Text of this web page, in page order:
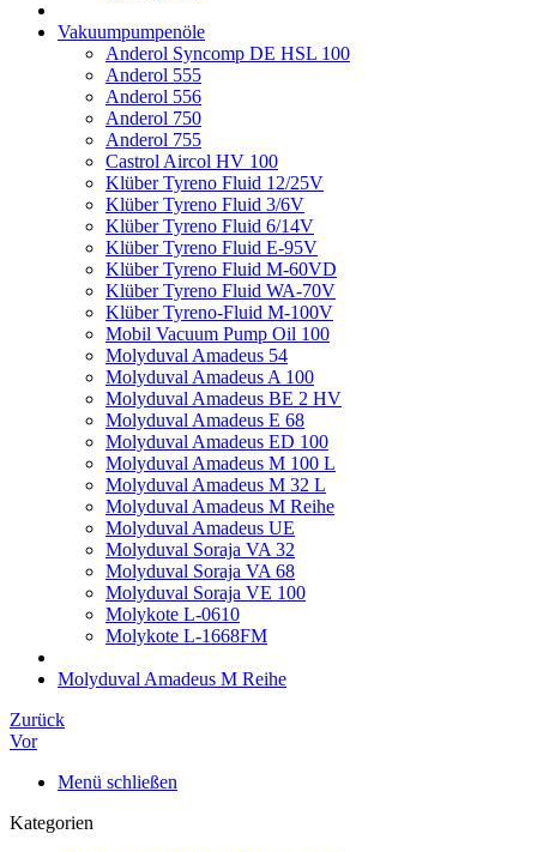
Vakuumpumpenöle
Anderol Syncomp DE HSL 100
Anderol 555
Anderol 556
Anderol 750
Anderol 755
Castrol Aircol HV 100
Klüber Tyreno Fluid 12/25V
Klüber Tyreno Fluid 3/6V
Klüber Tyreno Fluid 6/14V
Klüber Tyreno Fluid E-95V
Klüber Tyreno Fluid M-60VD
Klüber Tyreno Fluid WA-70V
Klüber Tyreno-Fluid M-100V
Mobil Vacuum Pump Oil 100
Molyduval Amadeus 54
Molyduval Amadeus A 100
Molyduval Amadeus BE 2 HV
Molyduval Amadeus E 68
Molyduval Amadeus ED 100
Molyduval Amadeus M 100 L
Molyduval Amadeus M 32 L
Molyduval Amadeus M Reihe
Molyduval Amadeus UE
Molyduval Soraja VA 32
Molyduval Soraja VA 68
Molyduval Soraja VE 100
Molykote L-0610
Molykote L-1668FM
Molyduval Amadeus M Reihe
Zurück
Vor
Menü schließen
Kategorien